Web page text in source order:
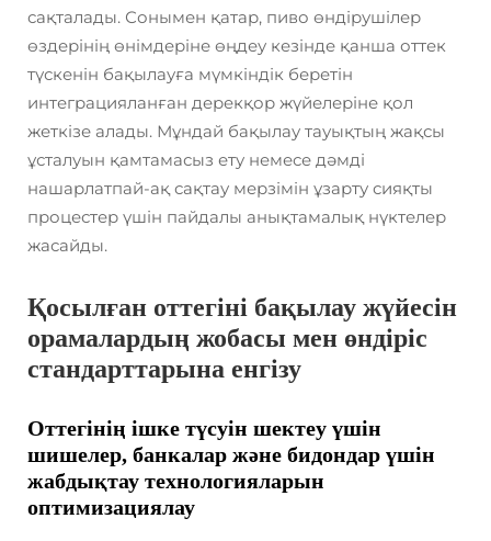
сақталады. Сонымен қатар, пиво өндірушілер
өздерінің өнімдеріне өңдеу кезінде қанша оттек
түскенін бақылауға мүмкіндік беретін
интеграцияланған дерекқор жүйелеріне қол
жеткізе алады. Мұндай бақылау тауықтың жақсы
ұсталуын қамтамасыз ету немесе дәмді
нашарлатпай-ақ сақтау мерзімін ұзарту сияқты
процестер үшін пайдалы анықтамалық нүктелер
жасайды.
Қосылған оттегіні бақылау жүйесін
орамалардың жобасы мен өндіріс
стандарттарына енгізу
Оттегінің ішке түсуін шектеу үшін
шишелер, банкалар және бидондар үшін
жабдықтау технологияларын
оптимизациялау